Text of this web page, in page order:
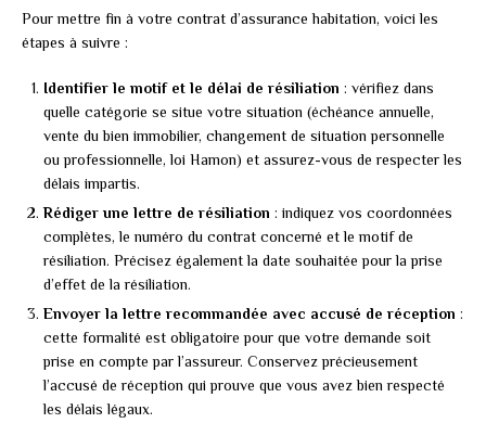
Pour mettre fin à votre contrat d’assurance habitation, voici les
étapes à suivre :
Identifier le motif et le délai de résiliation : vérifiez dans
quelle catégorie se situe votre situation (échéance annuelle,
vente du bien immobilier, changement de situation personnelle
ou professionnelle, loi Hamon) et assurez-vous de respecter les
délais impartis.
Rédiger une lettre de résiliation : indiquez vos coordonnées
complètes, le numéro du contrat concerné et le motif de
résiliation. Précisez également la date souhaitée pour la prise
d’effet de la résiliation.
Envoyer la lettre recommandée avec accusé de réception :
cette formalité est obligatoire pour que votre demande soit
prise en compte par l’assureur. Conservez précieusement
l’accusé de réception qui prouve que vous avez bien respecté
les délais légaux.